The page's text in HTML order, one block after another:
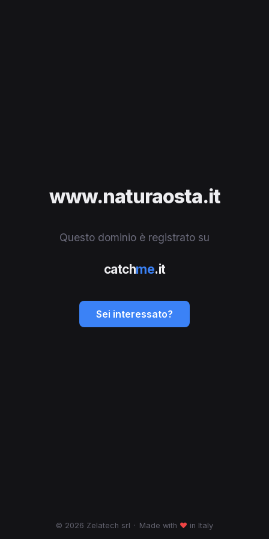
www.naturaosta.it
Questo dominio è registrato su
catchme.it
Sei interessato?
© 2026 Zelatech srl · Made with ♥ in Italy